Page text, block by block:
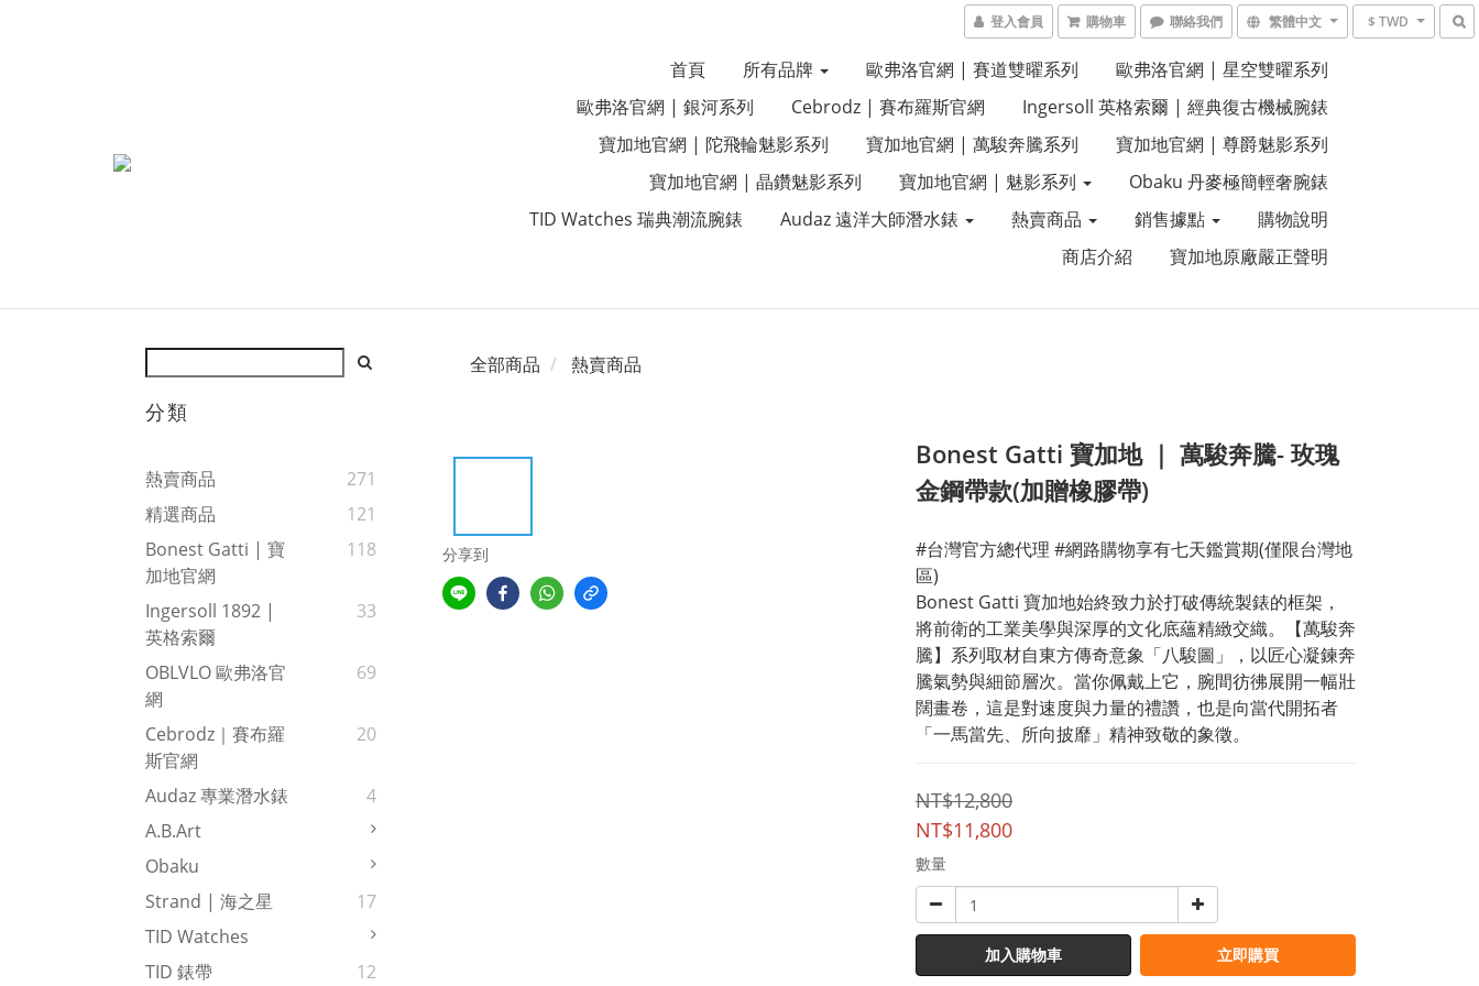
登入會員 購物車 聯絡我們 繁體中文 $ TWD
首頁 所有品牌 歐弗洛官網 | 賽道雙曜系列
歐弗洛官網 | 星空雙曜系列
歐弗洛官網 | 銀河系列
Cebrodz | 賽布羅斯官網
Ingersoll 英格索爾 | 經典復古機械腕錶
寶加地官網 | 陀飛輪魅影系列
寶加地官網 | 萬駿奔騰系列
寶加地官網 | 尊爵魅影系列
寶加地官網 | 晶鑽魅影系列
寶加地官網 | 魅影系列
Obaku 丹麥極簡輕奢腕錶
TID Watches 瑞典潮流腕錶
Audaz 遠洋大師潛水錶 熱賣商品 銷售據點
購物說明
商店介紹
寶加地原廠嚴正聲明
分類
熱賣商品
271
精選商品
121
Bonest Gatti | 寶
加地官網
118
Ingersoll 1892 |
英格索爾
33
OBLVLO 歐弗洛官
網
69
Cebrodz｜賽布羅
斯官網
20
Audaz 專業潛水錶
4
A.b.art
Obaku
Strand | 海之星
17
TID Watches
TID 錶帶
12
全部商品 熱賣商品
分享到
Bonest Gatti 寶加地 ｜ 萬駿奔騰- 玫瑰
金鋼帶款(加贈橡膠帶)
#台灣官方總代理 #網路購物享有七天鑑賞期(僅限台灣地
區)
Bonest Gatti 寶加地始終致力於打破傳統製錶的框架，
將前衛的工業美學與深厚的文化底蘊精緻交織。【萬駿奔
騰】系列取材自東方傳奇意象「八駿圖」，以匠心凝鍊奔
騰氣勢與細節層次。當你佩戴上它，腕間彷彿展開一幅壯
闊畫卷，這是對速度與力量的禮讚，也是向當代開拓者
「一馬當先、所向披靡」精神致敬的象徵。
NT$12,800
NT$11,800
數量
加入購物車 立即購買